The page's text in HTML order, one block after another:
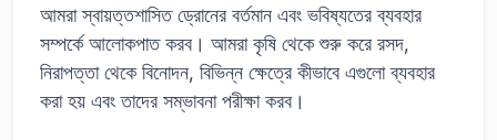
আমরা স্বায়ত্তশাসিত ড্রোনের বর্তমান এবং ভবিষ্যতের ব্যবহার
সম্পর্কে আলোকপাত করব। আমরা কৃষি থেকে শুরু করে রসদ,
নিরাপত্তা থেকে বিনোদন, বিভিন্ন ক্ষেত্রে কীভাবে এগুলো ব্যবহার
করা হয় এবং তাদের সম্ভাবনা পরীক্ষা করব।